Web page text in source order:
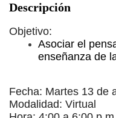
Descripción
Objetivo:
Asociar el
enseñanza de
Fecha: Martes 13 de
Modalidad: Virtual